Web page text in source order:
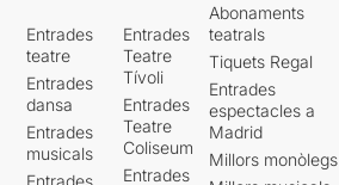
Entrades
teatre
Entrades
dansa
Entrades
musicals
Entrades
Entrades
Teatre
Tívoli
Entrades
Teatre
Coliseum
Entrades
Abonaments
teatrals
Tiquets Regal
Entrades
espectacles a
Madrid
Millors monòlegs